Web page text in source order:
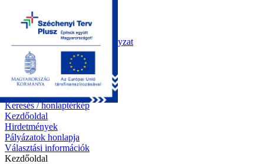
Kezdőoldal
Önkormányzat
Polgármesteri Hivatal
Roma Nemzetiségi Önkormányzat
Elektronikus ügyintézés
Közérdekű információk
Tiszapüspöki bemutatása
Pályázatok
Kapcsolat
Keresés / honlaptérkép
Kezdőoldal
Hirdetmények
Pályázatok honlapja
Választási információk
Kezdőoldal